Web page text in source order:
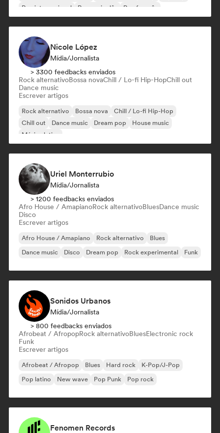
Rap internacional
Rap em inglês Rap francês
Nicole López
Mídia/Jornalista
> 3300 feedbacks enviados
Rock alternativoBossa novaChill / Lo-fi Hip-HopChill out
Dance music
Escrever artigos
Rock alternativo Bossa nova
Chill / Lo-fi Hip-Hop
Chill out
Dance music Dream pop
House music
Música latina
Uriel Monterrubio
Mídia/Jornalista
> 1200 feedbacks enviados
Afro House / AmapianoRock alternativoBluesDance music
Disco
Escrever artigos
Afro House / Amapiano Rock alternativo
Blues
Dance music
Disco Dream pop Rock experimental Funk
Sonidos Urbanos
Mídia/Jornalista
> 800 feedbacks enviados
Afrobeat / AfropopRock alternativoBluesElectronic rock
Funk
Escrever artigos
Afrobeat / Afropop Blues Hard rock
K-Pop/J-Pop
Pop latino
New wave Pop Punk Pop rock
Fenomen Records